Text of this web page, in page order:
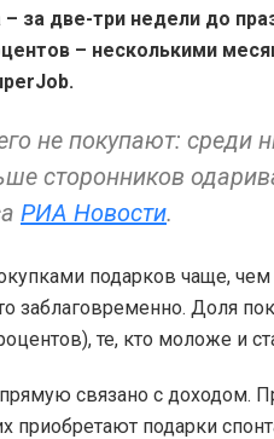
– за две-три недели до
– несколькими
не покупают: среди
сторонников
РИА Новости.
подарков чаще,
заблаговременно. Доля
те, кто моложе и
связано с доходом.
приобретают подарки